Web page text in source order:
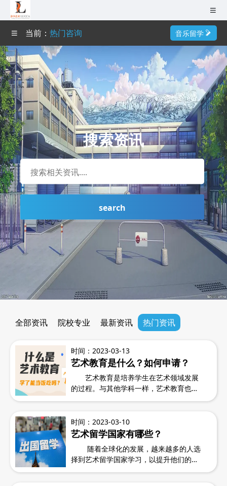
无锡（总部）
南京
成都
杭州
广州
深圳
武汉
0510-82109979
首页
作品集培训
艺术导师
艺术院校
艺术专业
成功案例
艺术资讯
预约咨询
当前： 热门咨询 音乐留学
搜索资讯
search
全部资讯 院校专业 最新资讯 热门资讯
时间：2023-03-13
艺术教育是什么？如何申请？
艺术教育是培养学生在艺术领域发展
的过程。与其他学科一样，艺术教育也有
自己的目标和方法，目的是帮助学生发掘
有深刻意义和价值的艺术作品。对于那些
渴望在艺术领域追求自己梦想的人来说，
时间：2023-03-10
艺术留学国家有哪些？
随着全球化的发展，越来越多的人选
择到艺术留学国家学习，以提升他们的技
能和专业知识。无论是音乐、舞蹈、绘